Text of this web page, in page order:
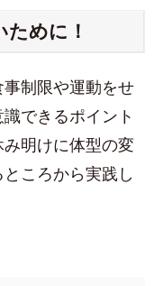
めに！
制限や運動をせ
できるポイント
明けに体型の変
ころから実践し